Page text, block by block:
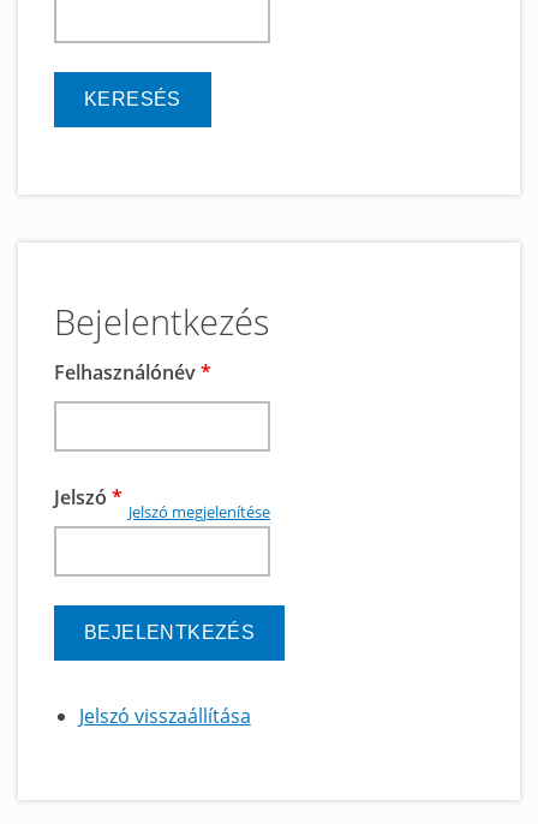
Bejelentkezés
Felhasználónév*
Jelszó *
Jelszó megjelenítése
Jelszó visszaállítása